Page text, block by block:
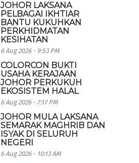
JOHOR LAKSANA
PELBAGAI IKHTIAR
BANTU KUKUHKAN
PERKHIDMATAN
KESIHATAN
6 Aug 2026 - 9:53 PM
COLORCON BUKTI
USAHA KERAJAAN
JOHOR PERKUKUH
EKOSISTEM HALAL
6 Aug 2026 - 7:17 PM
JOHOR MULA LAKSANA
SEMARAK MAGHRIB DAN
ISYAK DI SELURUH
NEGERI
6 Aug 2026 - 10:13 AM